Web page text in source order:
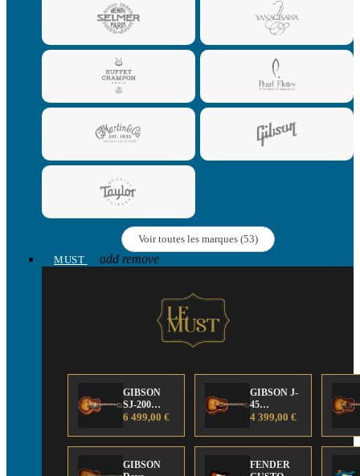
Voir toutes les marques (53)
MUST
add remove
GIBSON
SJ-200
Anniversary
Edition
6 499,00 €
GIBSON J-
45
Anniversary
Edition
4 399,00 €
GIBSON
FENDER